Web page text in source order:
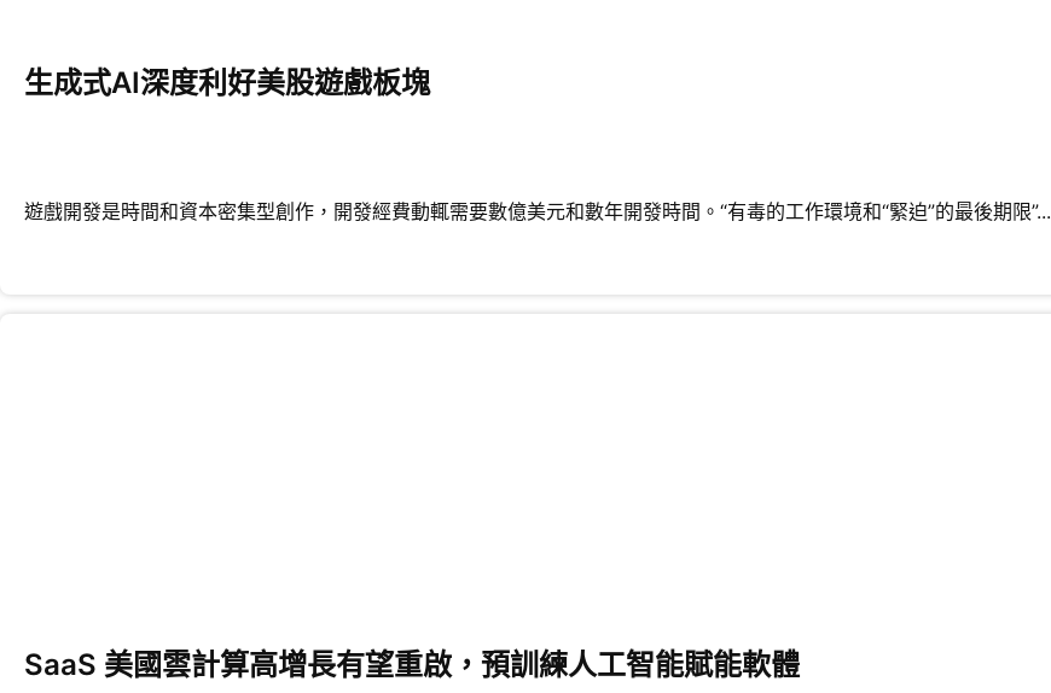
生成式AI深度利好美股遊戲板塊
遊戲開發是時間和資本密集型創作，開發經費動輒需要數億美元和數年開發時間。“有毒的工作環境和“緊迫”的最後期限”...
SaaS 美國雲計算高增長有望重啟，預訓練人工智能賦能軟體